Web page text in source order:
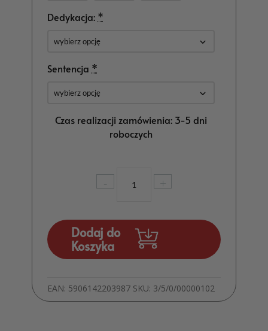
Dedykacja: *
Sentencja *
Czas realizacji zamówienia: 3-5 dni
roboczych
-
Statuetka
Serce
Dekoracja
Nagrobna
Babci
+
Dodaj do
Koszyka
EAN: 5906142203987 SKU: 3/5/0/00000102